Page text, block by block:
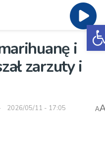
i
zarzuty i
2026/05/11 - 17:05 A